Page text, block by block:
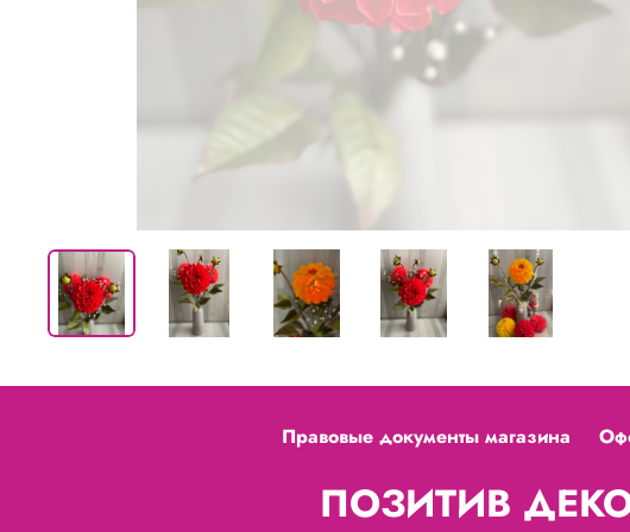
Правовые документы магазина
ПОЗИТИВ